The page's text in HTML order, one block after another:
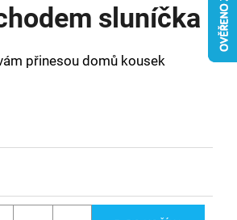
sluníčka
přinesou domů kousek